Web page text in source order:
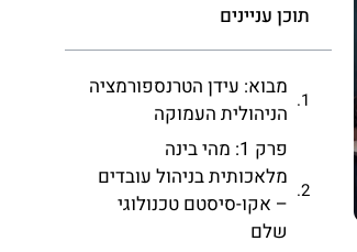
תוכן עניינים
מבוא: עידן הטרנספורמציה
הניהולית העמוקה
פרק 1: מהי בינה
מלאכותית בניהול עובדים
– אקו-סיסטם טכנולוגי
שלם